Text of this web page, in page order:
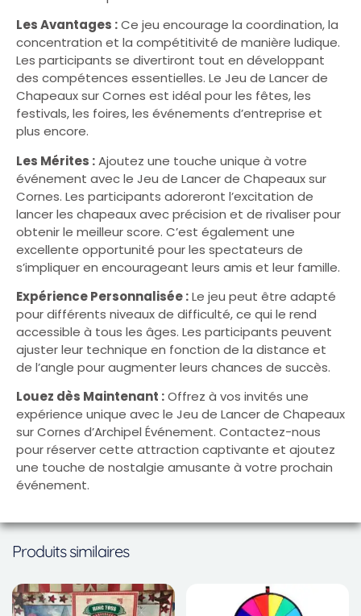
Les Avantages :Ce jeu encourage la coordination, la
concentration et la compétitivité de manière ludique.
Les participants se divertiront tout en développant
des compétences essentielles. Le Jeu de Lancer de
Chapeaux sur Cornes est idéal pour les fêtes, les
festivals, les foires, les événements d’entreprise et
plus encore.
Les Mérites :Ajoutez une touche unique à votre
événement avec le Jeu de Lancer de Chapeaux sur
Cornes. Les participants adoreront l’excitation de
lancer les chapeaux avec précision et de rivaliser pour
obtenir le meilleur score. C’est également une
excellente opportunité pour les spectateurs de
s’impliquer en encourageant leurs amis et leur famille.
Expérience Personnalisée :Le jeu peut être adapté
pour différents niveaux de difficulté, ce qui le rend
accessible à tous les âges. Les participants peuvent
ajuster leur technique en fonction de la distance et
de l’angle pour augmenter leurs chances de succès.
Louez dès Maintenant :Offrez à vos invités une
expérience unique avec le Jeu de Lancer de Chapeaux
sur Cornes d’Archipel Événement. Contactez-nous
pour réserver cette attraction captivante et ajoutez
une touche de nostalgie amusante à votre prochain
événement.
Produits similaires